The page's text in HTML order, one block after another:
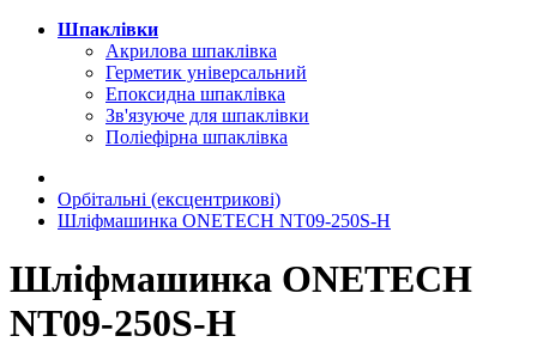
Шпаклівки
Акрилова шпаклівка
Герметик універсальний
Епоксидна шпаклівка
Зв'язуюче для шпаклівки
Поліефірна шпаклівка
Орбітальні (ексцентрикові)
Шліфмашинка ONETECH NT09-250S-H
Шліфмашинка ONETECH
NT09-250S-H